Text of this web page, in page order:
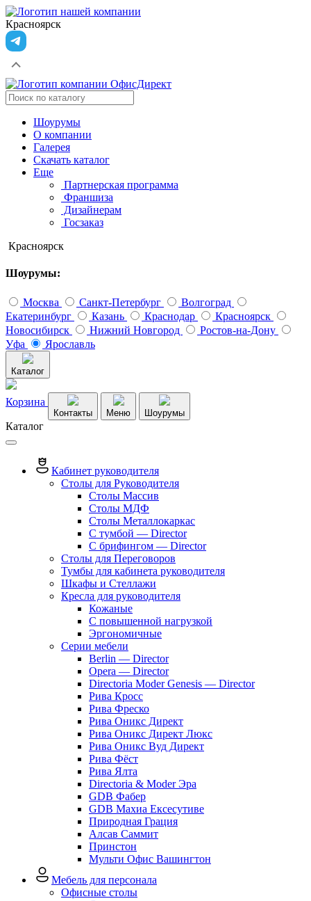
Красноярск
Шоурумы
О компании
Галерея
Скачать каталог
Еще
Партнерская программа
Франшиза
Дизайнерам
Госзаказ
Красноярск
Шоурумы:
Москва Санкт-Петербург
Волгоград
Екатеринбург
Казань Краснодар
Красноярск
Новосибирск
Нижний Новгород
Ростов-на-Дону
Уфа
Ярославль
Каталог
Корзина
Контакты Меню Шоурумы
Каталог
Кабинет руководителя
Столы для Руководителя
Столы Массив
Столы МДФ
Столы Металлокаркас
С тумбой — Director
C брифингом — Director
Столы для Переговоров
Тумбы для кабинета руководителя
Шкафы и Стеллажи
Кресла для руководителя
Кожаные
С повышенной нагрузкой
Эргономичные
Серии мебели
Berlin — Director
Opera — Director
Directoria Moder Genesis — Director
Рива Кросс
Рива Фреско
Рива Оникс Директ
Рива Оникс Директ Люкс
Рива Оникс Вуд Директ
Рива Фёст
Рива Ялта
Directoria & Moder Эра
GDB Фабер
GDB Махиа Ексесутиве
Природная Грация
Алсав Саммит
Принстон
Мульти Офис Вашингтон
Мебель для персонала
Офисные столы